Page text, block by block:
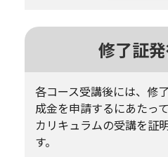
修了証
各コース受講後には、修
成金を申請するにあたっ
カリキュラムの受講を証
す。